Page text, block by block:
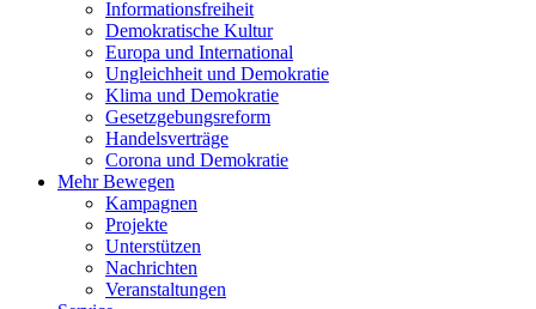
Informationsfreiheit
Demokratische Kultur
Europa und International
Ungleichheit und Demokratie
Klima und Demokratie
Gesetzgebungsreform
Handelsverträge
Corona und Demokratie
Mehr Bewegen
Kampagnen
Projekte
Unterstützen
Nachrichten
Veranstaltungen